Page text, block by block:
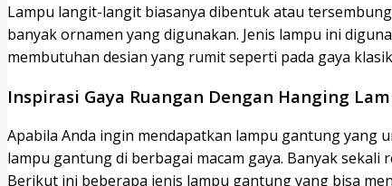
Lampu langit-langit biasanya dibentuk atau
banyak ornamen yang digunakan. Jenis lampu ini
membutuhan desian yang rumit seperti pada gaya
Inspirasi Gaya Ruangan Dengan Hanging
Apabila Anda ingin mendapatkan lampu gantung yang
lampu gantung di berbagai macam gaya. Banyak
Berikut ini beberapa jenis lampu gantung yang bisa